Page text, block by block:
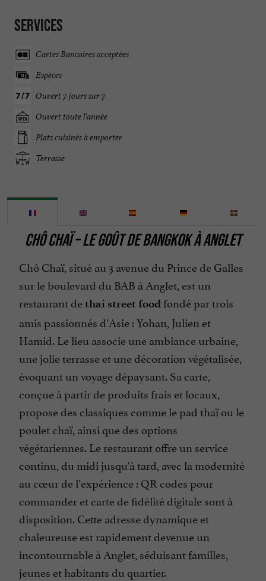
Services
Cartes Bancaires acceptées
Espèces
Ouvert 7 jours sur 7
Ouvert toute l'année
Plats cuisinés à emporter
Terrasse
CHÔ CHAÏ – LE GOÛT DE BANGKOK À ANGLET
Chô Chaï, situé au 3 avenue du Prince de Galles
sur le boulevard du BAB à Anglet, est un
restaurant dethai street food fondé par trois
amis passionnés d’Asie : Yohan, Julien et
Hamid. Le lieu associe une ambiance urbaine,
une jolie terrasse et une décoration végétalisée,
évoquant un voyage dépaysant. Sa carte,
conçue à partir de produits frais et locaux,
propose des classiques comme le pad thaï ou le
poulet chaï, ainsi que des options
végétariennes. Le restaurant offre un service
continu, du midi jusqu’à tard, avec la modernité
au cœur de l’expérience : QR codes pour
commander et carte de fidélité digitale sont à
disposition. Cette adresse dynamique et
chaleureuse est rapidement devenue un
incontournable à Anglet, séduisant familles,
jeunes et habitants du quartier.